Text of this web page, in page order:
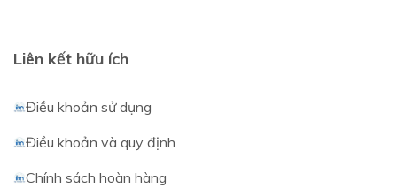
Liên kết hữu ích
Điều khoản sử dụng
Điều khoản và quy định
Chính sách hoàn hàng